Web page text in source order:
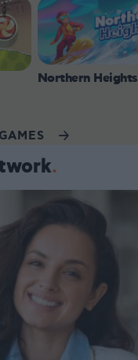
Northern Heights